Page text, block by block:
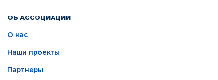
ОБ АССОЦИАЦИИ
О нас
Наши проекты
Партнеры